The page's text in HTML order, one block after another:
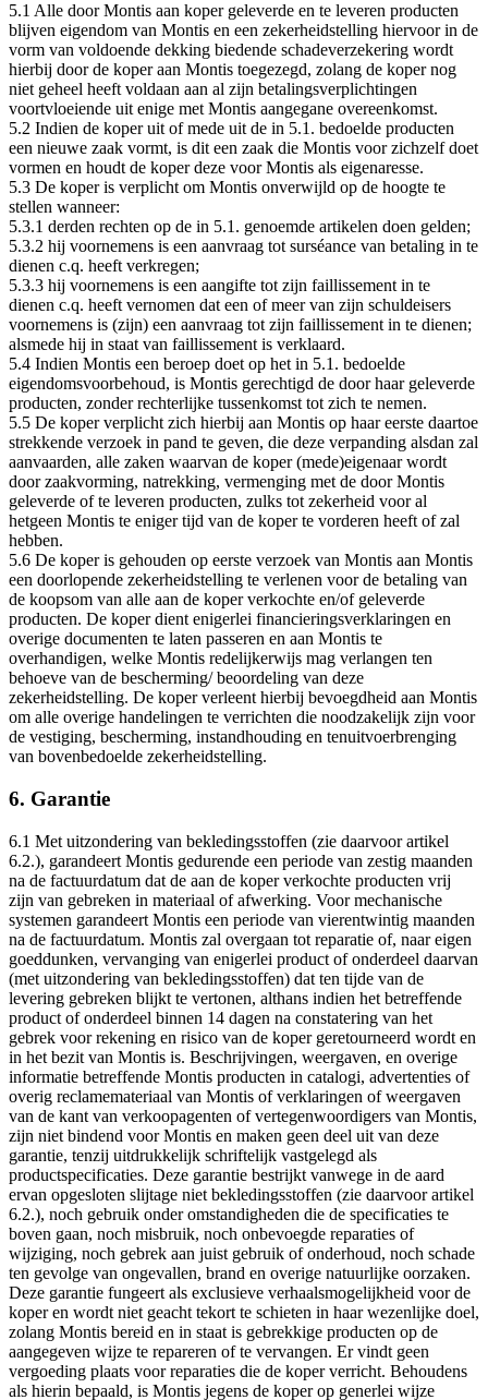
5.1 Alle door Montis aan koper geleverde en te leveren producten
blijven eigendom van Montis en een zekerheidstelling hiervoor in de
vorm van voldoende dekking biedende schadeverzekering wordt
hierbij door de koper aan Montis toegezegd, zolang de koper nog
niet geheel heeft voldaan aan al zijn betalingsverplichtingen
voortvloeiende uit enige met Montis aangegane overeenkomst.
5.2 Indien de koper uit of mede uit de in 5.1. bedoelde producten
een nieuwe zaak vormt, is dit een zaak die Montis voor zichzelf doet
vormen en houdt de koper deze voor Montis als eigenaresse.
5.3 De koper is verplicht om Montis onverwijld op de hoogte te
stellen wanneer:
5.3.1 derden rechten op de in 5.1. genoemde artikelen doen gelden;
5.3.2 hij voornemens is een aanvraag tot surséance van betaling in te
dienen c.q. heeft verkregen;
5.3.3 hij voornemens is een aangifte tot zijn faillissement in te
dienen c.q. heeft vernomen dat een of meer van zijn schuldeisers
voornemens is (zijn) een aanvraag tot zijn faillissement in te dienen;
alsmede hij in staat van faillissement is verklaard.
5.4 Indien Montis een beroep doet op het in 5.1. bedoelde
eigendomsvoorbehoud, is Montis gerechtigd de door haar geleverde
producten, zonder rechterlijke tussenkomst tot zich te nemen.
5.5 De koper verplicht zich hierbij aan Montis op haar eerste daartoe
strekkende verzoek in pand te geven, die deze verpanding alsdan zal
aanvaarden, alle zaken waarvan de koper (mede)eigenaar wordt
door zaakvorming, natrekking, vermenging met de door Montis
geleverde of te leveren producten, zulks tot zekerheid voor al
hetgeen Montis te eniger tijd van de koper te vorderen heeft of zal
hebben.
5.6 De koper is gehouden op eerste verzoek van Montis aan Montis
een doorlopende zekerheidstelling te verlenen voor de betaling van
de koopsom van alle aan de koper verkochte en/of geleverde
producten. De koper dient enigerlei financieringsverklaringen en
overige documenten te laten passeren en aan Montis te
overhandigen, welke Montis redelijkerwijs mag verlangen ten
behoeve van de bescherming/ beoordeling van deze
zekerheidstelling. De koper verleent hierbij bevoegdheid aan Montis
om alle overige handelingen te verrichten die noodzakelijk zijn voor
de vestiging, bescherming, instandhouding en tenuitvoerbrenging
van bovenbedoelde zekerheidstelling.
6. Garantie
6.1 Met uitzondering van bekledingsstoffen (zie daarvoor artikel
6.2.), garandeert Montis gedurende een periode van zestig maanden
na de factuurdatum dat de aan de koper verkochte producten vrij
zijn van gebreken in materiaal of afwerking. Voor mechanische
systemen garandeert Montis een periode van vierentwintig maanden
na de factuurdatum. Montis zal overgaan tot reparatie of, naar eigen
goeddunken, vervanging van enigerlei product of onderdeel daarvan
(met uitzondering van bekledingsstoffen) dat ten tijde van de
levering gebreken blijkt te vertonen, althans indien het betreffende
product of onderdeel binnen 14 dagen na constatering van het
gebrek voor rekening en risico van de koper geretourneerd wordt en
in het bezit van Montis is. Beschrijvingen, weergaven, en overige
informatie betreffende Montis producten in catalogi, advertenties of
overig reclamemateriaal van Montis of verklaringen of weergaven
van de kant van verkoopagenten of vertegenwoordigers van Montis,
zijn niet bindend voor Montis en maken geen deel uit van deze
garantie, tenzij uitdrukkelijk schriftelijk vastgelegd als
productspecificaties. Deze garantie bestrijkt vanwege in de aard
ervan opgesloten slijtage niet bekledingsstoffen (zie daarvoor artikel
6.2.), noch gebruik onder omstandigheden die de specificaties te
boven gaan, noch misbruik, noch onbevoegde reparaties of
wijziging, noch gebrek aan juist gebruik of onderhoud, noch schade
ten gevolge van ongevallen, brand en overige natuurlijke oorzaken.
Deze garantie fungeert als exclusieve verhaalsmogelijkheid voor de
koper en wordt niet geacht tekort te schieten in haar wezenlijke doel,
zolang Montis bereid en in staat is gebrekkige producten op de
aangegeven wijze te repareren of te vervangen. Er vindt geen
vergoeding plaats voor reparaties die de koper verricht. Behoudens
als hierin bepaald, is Montis jegens de koper op generlei wijze